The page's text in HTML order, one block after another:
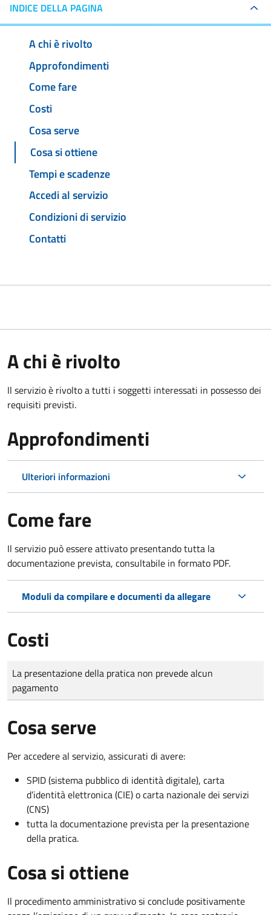
INDICE DELLA PAGINA
A chi è rivolto
Approfondimenti
Come fare
Costi
Cosa serve
Cosa si ottiene
Tempi e scadenze
Accedi al servizio
Condizioni di servizio
Contatti
A chi è rivolto
Il servizio è rivolto a tutti i soggetti interessati in possesso dei
requisiti previsti.
Approfondimenti
Ulteriori informazioni
Come fare
Il servizio può essere attivato presentando tutta la
documentazione prevista, consultabile in formato PDF.
Moduli da compilare e documenti da allegare
Costi
Tipo di pagamento
Importo
La presentazione della pratica non prevede alcun
pagamento
Cosa serve
Per accedere al servizio, assicurati di avere:
SPID (sistema pubblico di identità digitale), carta
d’identità elettronica (CIE) o carta nazionale dei servizi
(CNS)
tutta la documentazione prevista per la presentazione
della pratica.
Cosa si ottiene
Il procedimento amministrativo si conclude positivamente